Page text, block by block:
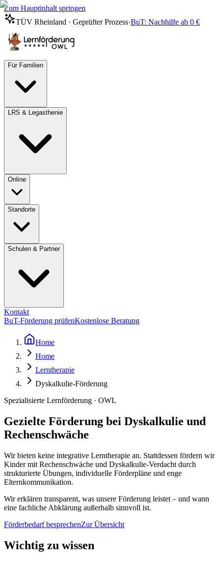
Zum Hauptinhalt springen
TÜV Rheinland · Geprüfter Prozess·BuT: Nachhilfe ab 0 €
Für Familien
LRS & Legasthenie
Online
Standorte
Schulen & Partner
Kontakt
BuT-Förderung prüfenKostenlose Beratung
Home
Home
Lerntherapie
Dyskalkulie-Förderung
Spezialisierte Lernförderung · OWL
Gezielte Förderung bei Dyskalkulie und
Rechenschwäche
Wir bieten keine integrative Lerntherapie an. Stattdessen fördern wir
Kinder mit Rechenschwäche und Dyskalkulie-Verdacht durch
strukturierte Übungen, individuelle Förderpläne und enge
Elternkommunikation.
Wir erklären transparent, was unsere Förderung leistet – und wann
eine fachliche Abklärung außerhalb sinnvoll ist.
Förderbedarf besprechenZur Übersicht
Wichtig zu wissen